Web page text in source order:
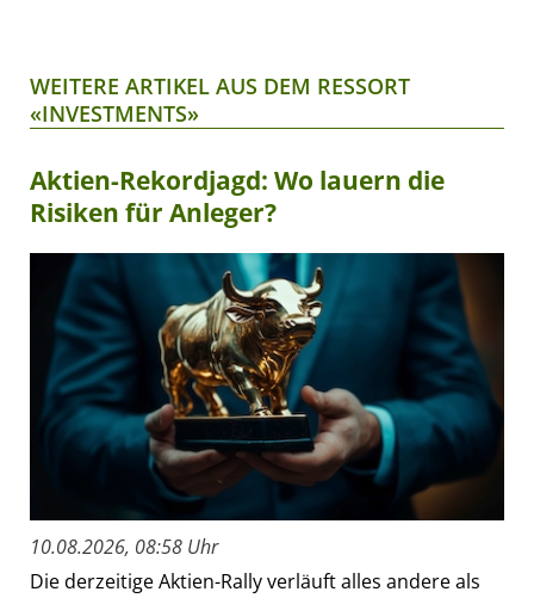
WEITERE ARTIKEL AUS DEM RESSORT
«INVESTMENTS»
Aktien-Rekordjagd: Wo lauern die
Risiken für Anleger?
10.08.2026, 08:58 Uhr
Die derzeitige Aktien-Rally verläuft alles andere als